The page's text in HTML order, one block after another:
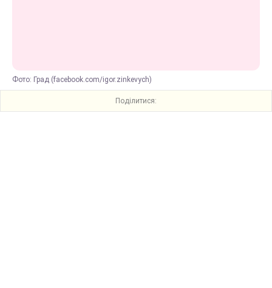
Фото: Град (facebook.com/igor.zinkevych)
Поділитися: